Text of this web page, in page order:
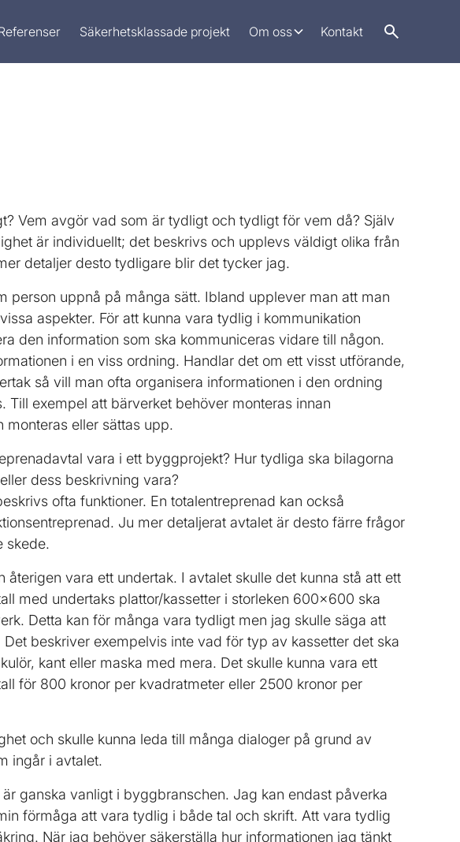
Säkerhetsklassade projekt Om oss Kontakt
Vem avgör vad som är tydligt och tydligt för vem då? Själv
är individuellt; det beskrivs och upplevs väldigt olika från
detaljer desto tydligare blir det tycker jag.
person uppnå på många sätt. Ibland upplever man att man
aspekter. För att kunna vara tydlig i kommunikation
den information som ska kommuniceras vidare till någon.
i en viss ordning. Handlar det om ett visst utförande,
så vill man ofta organisera informationen i den ordning
Till exempel att bärverket behöver monteras innan
monteras eller sättas upp.
vara i ett byggprojekt? Hur tydliga ska bilagorna
dess beskrivning vara?
ofta funktioner. En totalentreprenad kan också
Ju mer detaljerat avtalet är desto färre frågor
skede.
återigen vara ett undertak. I avtalet skulle det kunna stå att ett
med undertaks plattor/kassetter i storleken 600×600 ska
Detta kan för många vara tydligt men jag skulle säga att
beskriver exempelvis inte vad för typ av kassetter det ska
kant eller maska med mera. Det skulle kunna vara ett
för 800 kronor per kvadratmeter eller 2500 kronor per
och skulle kunna leda till många dialoger på grund av
ingår i avtalet.
ganska vanligt i byggbranschen. Jag kan endast påverka
förmåga att vara tydlig i både tal och skrift. Att vara tydlig
När jag behöver säkerställa hur informationen jag tänkt